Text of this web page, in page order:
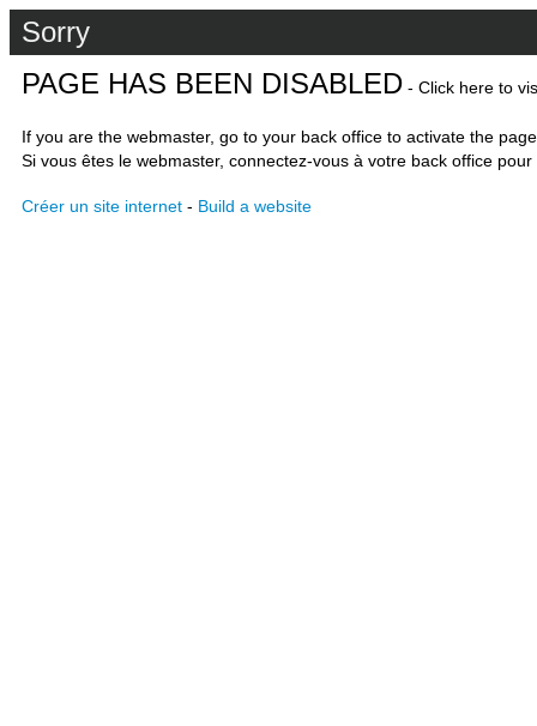
Sorry
PAGE HAS BEEN DISABLED - Click here to
If you are the webmaster, go to your back office to activate the
Si vous êtes le webmaster, connectez-vous à votre back office
Créer un site internet - Build a website